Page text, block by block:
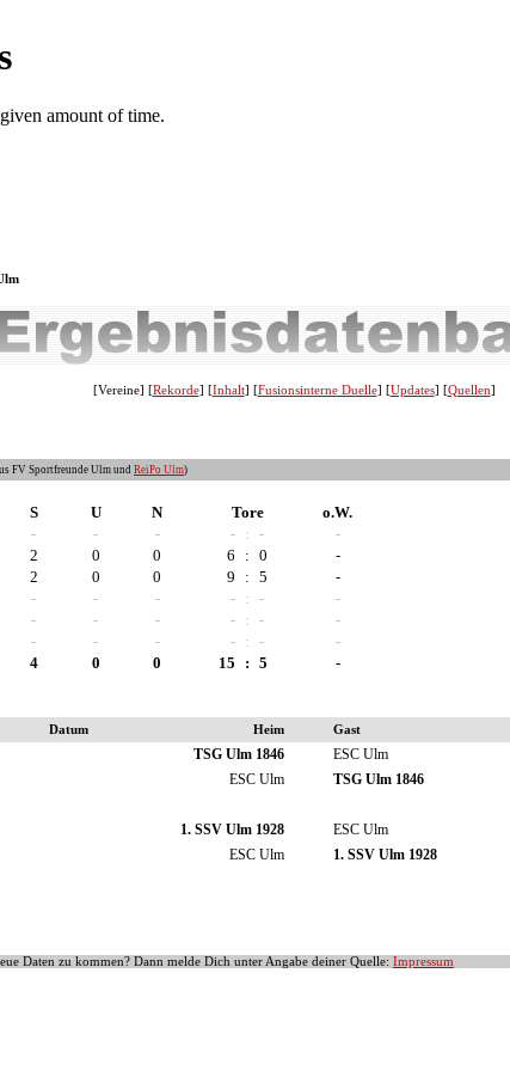
[Vereine] [Rekorde] [Inhalt] [Fusionsinterne Duelle] [Updates] [Quellen]
FV Sportfreunde Ulm und ReiPo Ulm)
S U N Tore
o.W.
- - - - : -
-
2 0 0 6 : 0
-
2 0 0 9 : 5
-
- - - - : -
-
- - - - : -
-
- - - - : -
-
4 0 0 15 : 5 -
Datum Heim Gast
TSG Ulm 1846 ESC Ulm
ESC Ulm TSG Ulm 1846
1. SSV Ulm 1928 ESC Ulm
ESC Ulm 1. SSV Ulm 1928
Daten zu kommen? Dann melde Dich unter Angabe deiner Quelle: Impressum